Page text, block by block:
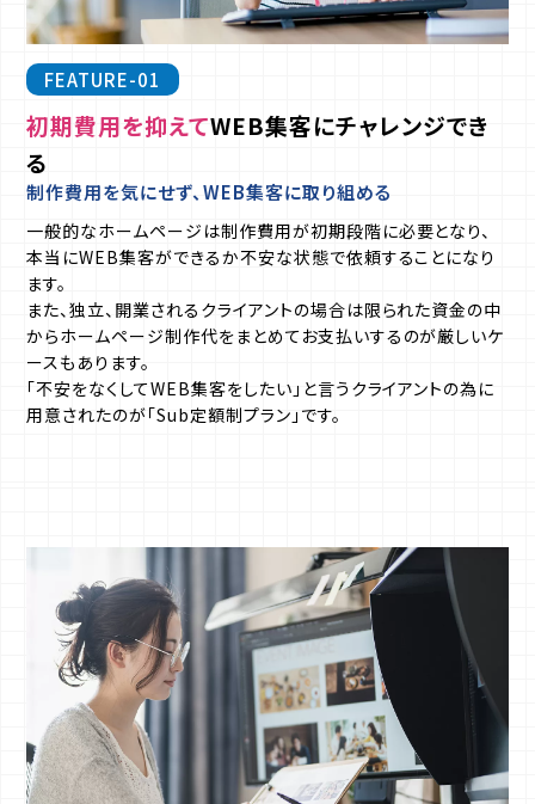
FEATURE-01
初期費用を抑えてWEB集客にチャレンジでき
る
制作費用を気にせず、WEB集客に取り組める
一般的なホームページは制作費用が初期段階に必要となり、
本当にWEB集客ができるか不安な状態で依頼することになり
ます。
また、独立、開業されるクライアントの場合は限られた資金の中
からホームページ制作代をまとめてお支払いするのが厳しいケ
ースもあります。
「不安をなくしてWEB集客をしたい」と言うクライアントの為に
用意されたのが「Sub定額制プラン」です。